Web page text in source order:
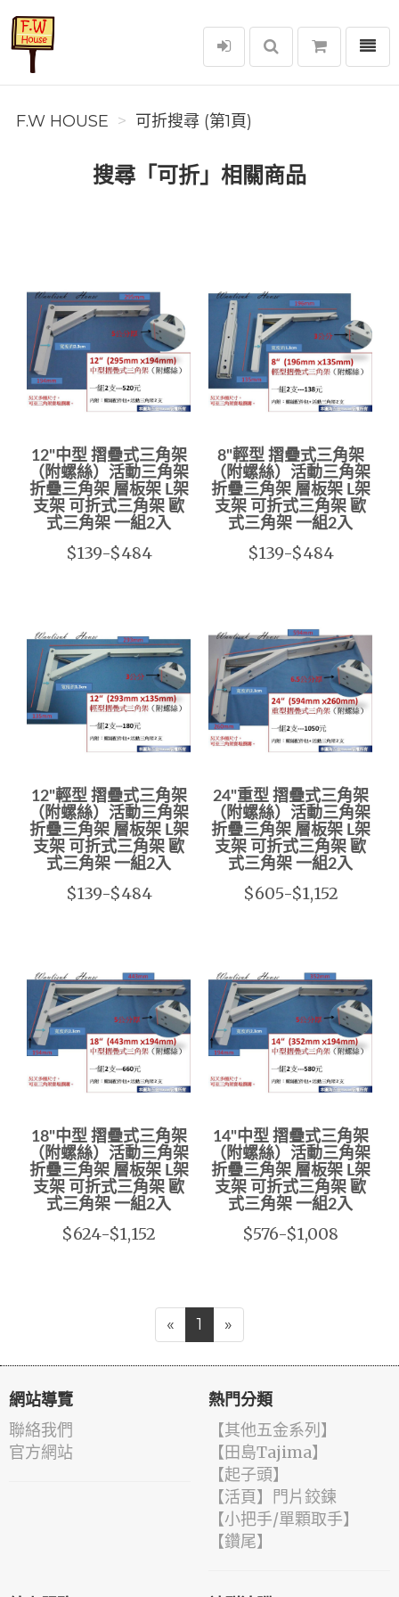
F.W House
選單
F.W HOUSE 可折搜尋 (第1頁)
搜尋「可折」相關商品
12"中型 摺疊式三角架
（附螺絲）活動三角架
折疊三角架 層板架 L架
支架 可折式三角架 歐
式三角架 一組2入
$139-$484
8"輕型 摺疊式三角架
（附螺絲）活動三角架
折疊三角架 層板架 L架
支架 可折式三角架 歐
式三角架 一組2入
$139-$484
12"輕型 摺疊式三角架
（附螺絲）活動三角架
折疊三角架 層板架 L架
支架 可折式三角架 歐
式三角架 一組2入
$139-$484
24"重型 摺疊式三角架
（附螺絲）活動三角架
折疊三角架 層板架 L架
支架 可折式三角架 歐
式三角架 一組2入
$605-$1,152
18"中型 摺疊式三角架
（附螺絲）活動三角架
折疊三角架 層板架 L架
支架 可折式三角架 歐
式三角架 一組2入
$624-$1,152
14"中型 摺疊式三角架
（附螺絲）活動三角架
折疊三角架 層板架 L架
支架 可折式三角架 歐
式三角架 一組2入
$576-$1,008
« 1 »
網站導覽
聯絡我們
官方網站
熱門分類
【其他五金系列】
【田島Tajima】
【起子頭】
【活頁】門片鉸鍊
【小把手/單顆取手】
【鑽尾】